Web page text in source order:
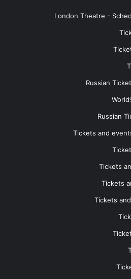
London Theatre -
Russian
Russian
Tickets and
Tickets
Tickets
Tickets